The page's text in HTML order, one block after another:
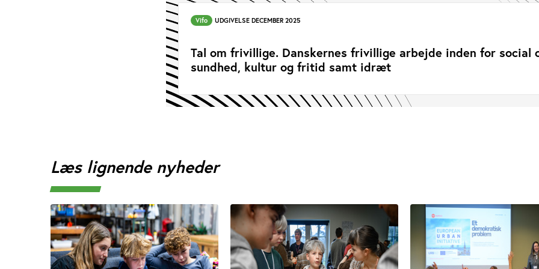
Vifo UDGIVELSE DECEMBER 2025
Tal om frivillige. Danskernes frivillige arbejde inden for social
sundhed, kultur og fritid samt idræt
Læs lignende nyheder